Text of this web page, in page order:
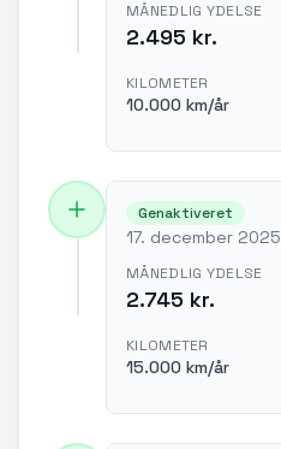
MÅNEDLIG YDELSE
2.495 kr.
KILOMETER
10.000 km/år
Genaktiveret
17. december 2025
MÅNEDLIG YDELSE
2.745 kr.
KILOMETER
15.000 km/år